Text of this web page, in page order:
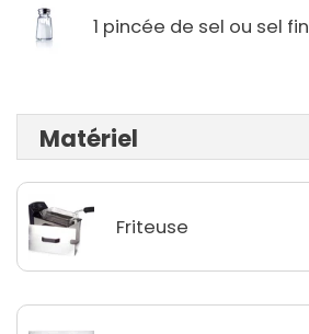
1 pincée de sel ou sel fin
Matériel
Friteuse